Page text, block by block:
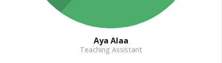
Aya Alaa
Teaching Assistant